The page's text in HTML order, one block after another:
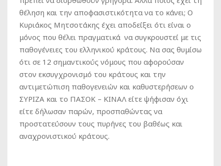
θέληση και την αποφασιστικότητα να το κάνει; O
Κυριάκος Μητσοτάκης έχει αποδείξει ότι είναι ο
μόνος που θέλει πραγματικά να συγκρουστεί με τις
παθογένειες του ελληνικού κράτους. Να σας θυμίσω
ότι σε 12 σημαντικούς νόμους που αφορούσαν
στον εκσυγχρονισμό του κράτους και την
αντιμετώπιση παθογενειών και καθυστερήσεων ο
ΣΥΡΙΖΑ και το ΠΑΣΟΚ – ΚΙΝΑΛ είτε ψήφισαν όχι
είτε δήλωσαν παρών, προσπαθώντας να
προστατεύσουν τους πυρήνες του βαθέως και
αναχρονιστικού κράτους.